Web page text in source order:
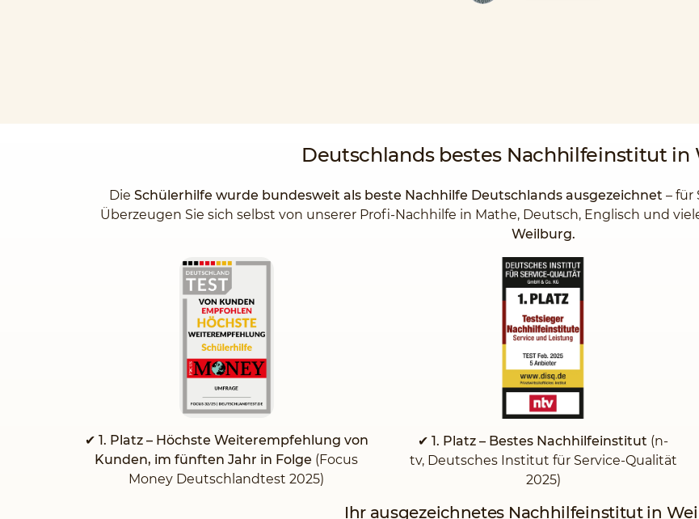
Deutschlands bestes Nachhilfeinstitutin
Die Schülerhilfe wurde bundesweit als beste Nachhilfe Deutschlands ausgezeichnet – für
Überzeugen Sie sich selbst von unserer Profi-Nachhilfe in Mathe, Deutsch, Englisch und
Weilburg.
✔ 1. Platz – Höchste Weiterempfehlung von
Kunden, im fünften Jahr in Folge (Focus
Money Deutschlandtest 2025)
✔ 1. Platz – Bestes Nachhilfeinstitut (n-
tv, Deutsches Institut für Service-Qualität
2025)
Ihr ausgezeichnetes Nachhilfeinstitut in